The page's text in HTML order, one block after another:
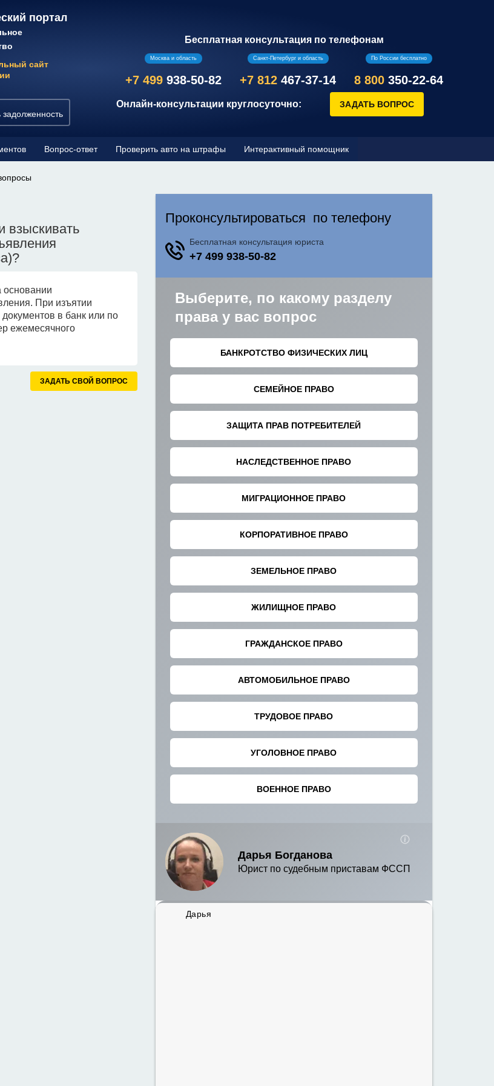
портал
сайт
задолженность
Бесплатная консультация по телефонам
Москва и область
+7 499 938-50-82
Санкт-Петербург и область
+7 812 467-37-14
По России бесплатно
8 800 350-22-64
Онлайн-консультации круглосуточно:
Вопрос-ответ Проверить авто на штрафы Интерактивный помощник
взыскивать
основании
При изъятии
в банк или по
ежемесячного